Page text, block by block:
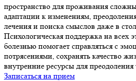
пространство для проживания
адаптации к изменениям,
лечения и поиска смыслов даже в
Психологическая поддержка на всех
болезнью помогает справляться с
потрясениями, сохранять качество
внутренние ресурсы для преодоления
Записаться на прием